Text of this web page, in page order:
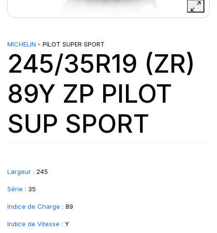
MICHELIN - PILOT SUPER SPORT
245/35R19 (ZR)
89Y ZP PILOT
SUP SPORT
Largeur : 245
Série : 35
Indice de Charge : 89
Indice de Vitesse : Y